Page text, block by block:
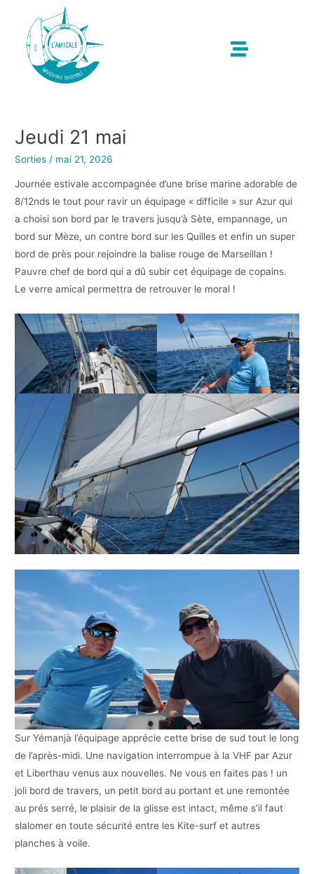
Jeudi 21 mai
Sorties / mai 21, 2026
Journée estivale accompagnée d’une brise marine adorable de
8/12nds le tout pour ravir un équipage « difficile » sur Azur qui
a choisi son bord par le travers jusqu’à Sète, empannage, un
bord sur Mèze, un contre bord sur les Quilles et enfin un super
bord de près pour rejoindre la balise rouge de Marseillan !
Pauvre chef de bord qui a dû subir cet équipage de copains.
Le verre amical permettra de retrouver le moral !
Sur Yémanjà l’équipage apprécie cette brise de sud tout le long
de l’après-midi. Une navigation interrompue à la VHF par Azur
et Liberthau venus aux nouvelles. Ne vous en faites pas ! un
joli bord de travers, un petit bord au portant et une remontée
au prés serré, le plaisir de la glisse est intact, même s’il faut
slalomer en toute sécurité entre les Kite-surf et autres
planches à voile.